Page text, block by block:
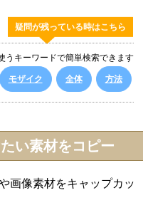
疑問が残っている時はこちら
うキーワードで簡単検索できます
モザイク 全体 方法
い素材をコピー
画像素材をキャップカッ